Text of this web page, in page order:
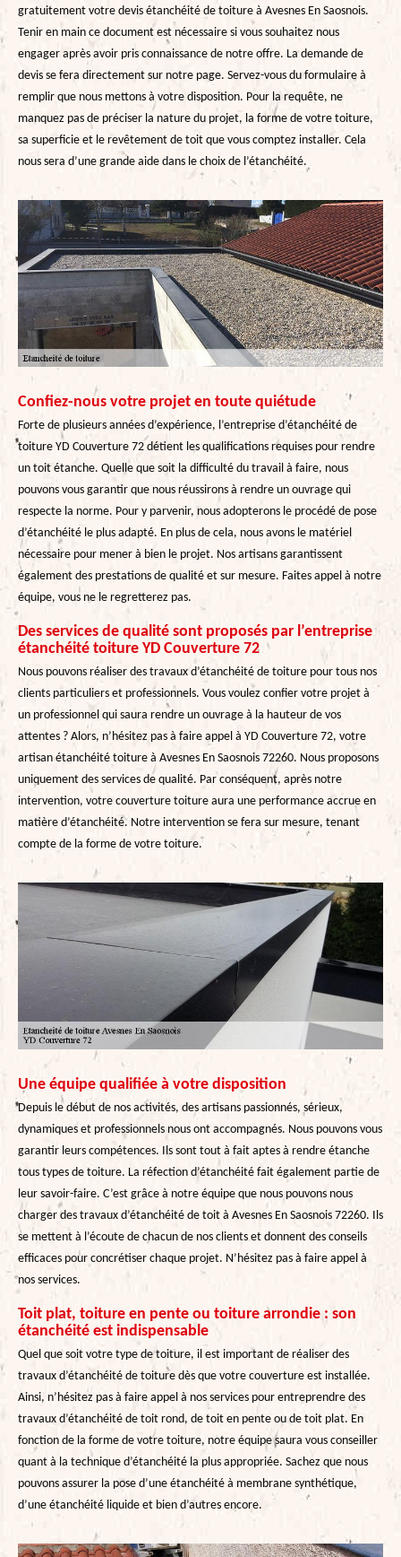
gratuitement votre devis étanchéité de toiture à Avesnes En Saosnois.
Tenir en main ce document est nécessaire si vous souhaitez nous
engager après avoir pris connaissance de notre offre. La demande de
devis se fera directement sur notre page. Servez-vous du formulaire à
remplir que nous mettons à votre disposition. Pour la requête, ne
manquez pas de préciser la nature du projet, la forme de votre toiture,
sa superficie et le revêtement de toit que vous comptez installer. Cela
nous sera d’une grande aide dans le choix de l’étanchéité.
Confiez-nous votre projet en toute quiétude
Forte de plusieurs années d’expérience, l’entreprise d’étanchéité de
toiture YD Couverture 72 détient les qualifications requises pour rendre
un toit étanche. Quelle que soit la difficulté du travail à faire, nous
pouvons vous garantir que nous réussirons à rendre un ouvrage qui
respecte la norme. Pour y parvenir, nous adopterons le procédé de pose
d’étanchéité le plus adapté. En plus de cela, nous avons le matériel
nécessaire pour mener à bien le projet. Nos artisans garantissent
également des prestations de qualité et sur mesure. Faites appel à notre
équipe, vous ne le regretterez pas.
Des services de qualité sont proposés par l’entreprise
étanchéité toiture YD Couverture 72
Nous pouvons réaliser des travaux d’étanchéité de toiture pour tous nos
clients particuliers et professionnels. Vous voulez confier votre projet à
un professionnel qui saura rendre un ouvrage à la hauteur de vos
attentes ? Alors, n’hésitez pas à faire appel à YD Couverture 72, votre
artisan étanchéité toiture à Avesnes En Saosnois 72260. Nous proposons
uniquement des services de qualité. Par conséquent, après notre
intervention, votre couverture toiture aura une performance accrue en
matière d’étanchéité. Notre intervention se fera sur mesure, tenant
compte de la forme de votre toiture.
Une équipe qualifiée à votre disposition
Depuis le début de nos activités, des artisans passionnés, sérieux,
dynamiques et professionnels nous ont accompagnés. Nous pouvons vous
garantir leurs compétences. Ils sont tout à fait aptes à rendre étanche
tous types de toiture. La réfection d’étanchéité fait également partie de
leur savoir-faire. C’est grâce à notre équipe que nous pouvons nous
charger des travaux d’étanchéité de toit à Avesnes En Saosnois 72260. Ils
se mettent à l’écoute de chacun de nos clients et donnent des conseils
efficaces pour concrétiser chaque projet. N’hésitez pas à faire appel à
nos services.
Toit plat, toiture en pente ou toiture arrondie : son
étanchéité est indispensable
Quel que soit votre type de toiture, il est important de réaliser des
travaux d’étanchéité de toiture dès que votre couverture est installée.
Ainsi, n’hésitez pas à faire appel à nos services pour entreprendre des
travaux d’étanchéité de toit rond, de toit en pente ou de toit plat. En
fonction de la forme de votre toiture, notre équipe saura vous conseiller
quant à la technique d’étanchéité la plus appropriée. Sachez que nous
pouvons assurer la pose d’une étanchéité à membrane synthétique,
d’une étanchéité liquide et bien d’autres encore.